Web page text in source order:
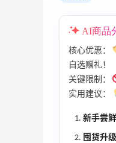
AI商品
核心优惠：
自选赠礼！
关键限制：
实用建议：
新手尝鲜
囤货升级